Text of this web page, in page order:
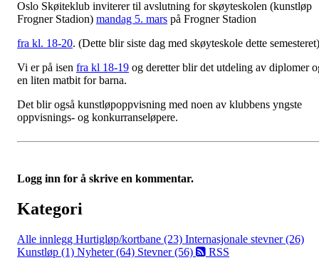
Oslo Skøiteklub inviterer til avslutning for skøyteskolen (kunstløp
Frogner Stadion) mandag 5. mars på Frogner Stadion
fra kl. 18-20. (Dette blir siste dag med skøyteskole dette
Vi er på isen fra kl 18-19 og deretter blir det utdeling av diplomer
en liten matbit for barna.
Det blir også kunstløpoppvisning med noen av klubbens yngste
oppvisnings- og konkurranseløpere.
Logg inn for å skrive en kommentar.
Kategori
Alle innlegg Hurtigløp/kortbane (23) Internasjonale stevner (26)
Kunstløp (1) Nyheter (64) Stevner (56) RSS